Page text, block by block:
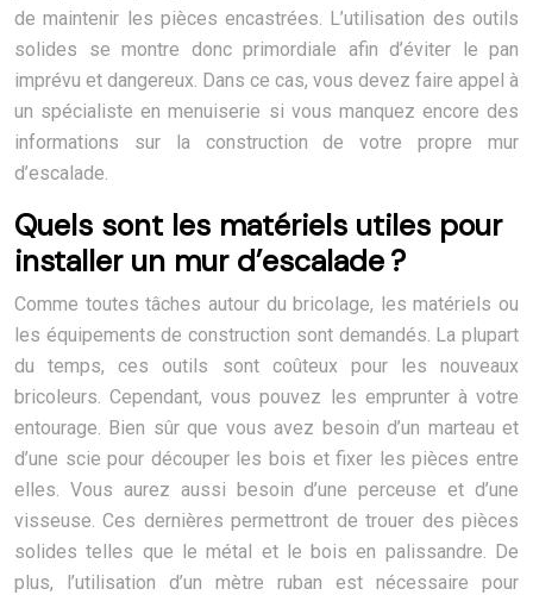
de maintenir les pièces encastrées. L’utilisation des outils
solides se montre donc primordiale afin d’éviter le pan
imprévu et dangereux. Dans ce cas, vous devez faire appel à
un spécialiste en menuiserie si vous manquez encore des
informations sur la construction de votre propre mur
d’escalade.
Quels sont les matériels utiles pour
installer un mur d’escalade ?
Comme toutes tâches autour du bricolage, les matériels ou
les équipements de construction sont demandés. La plupart
du temps, ces outils sont coûteux pour les nouveaux
bricoleurs. Cependant, vous pouvez les emprunter à votre
entourage. Bien sûr que vous avez besoin d’un marteau et
d’une scie pour découper les bois et fixer les pièces entre
elles. Vous aurez aussi besoin d’une perceuse et d’une
visseuse. Ces dernières permettront de trouer des pièces
solides telles que le métal et le bois en palissandre. De
plus, l’utilisation d’un mètre ruban est nécessaire pour